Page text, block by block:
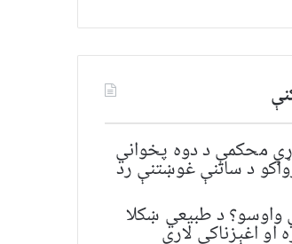
محکمې د دوه پخواني
د ساتنې غوښتنې رد
د طبیعي ښکلا